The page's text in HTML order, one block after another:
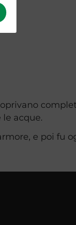
le acque.
e poi fu